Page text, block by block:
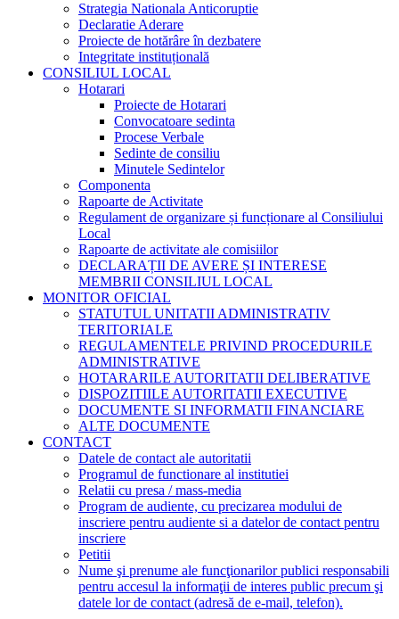
Strategia Nationala Anticoruptie
Declaratie Aderare
Proiecte de hotărâre în dezbatere
Integritate instituțională
CONSILIUL LOCAL
Hotarari
Proiecte de Hotarari
Convocatoare sedinta
Procese Verbale
Sedinte de consiliu
Minutele Sedintelor
Componenta
Rapoarte de Activitate
Regulament de organizare și funcționare al Consiliului
Local
Rapoarte de activitate ale comisiilor
DECLARAȚII DE AVERE ȘI INTERESE
MEMBRII CONSILIUL LOCAL
MONITOR OFICIAL
STATUTUL UNITATII ADMINISTRATIV
TERITORIALE
REGULAMENTELE PRIVIND PROCEDURILE
ADMINISTRATIVE
HOTARARILE AUTORITATII DELIBERATIVE
DISPOZITIILE AUTORITATII EXECUTIVE
DOCUMENTE SI INFORMATII FINANCIARE
ALTE DOCUMENTE
CONTACT
Datele de contact ale autoritatii
Programul de functionare al institutiei
Relatii cu presa / mass-media
Program de audiente, cu precizarea modului de
inscriere pentru audiente si a datelor de contact pentru
inscriere
Petitii
Nume şi prenume ale funcţionarilor publici responsabili
pentru accesul la informaţii de interes public precum şi
datele lor de contact (adresă de e-mail, telefon).